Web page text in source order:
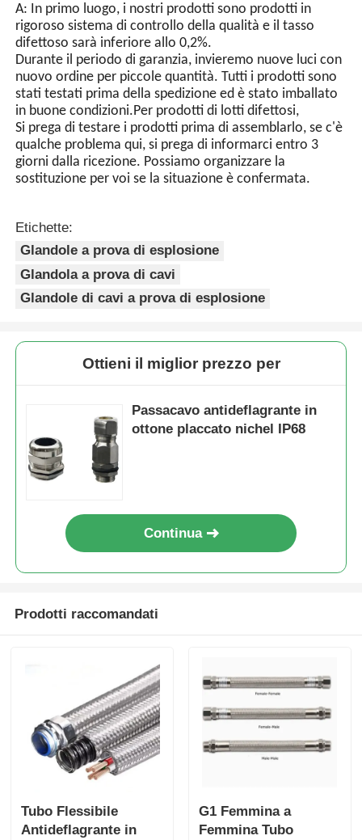
A: In primo luogo, i nostri prodotti sono prodotti in
rigoroso sistema di controllo della qualità e il tasso
difettoso sarà inferiore allo 0,2%.
Durante il periodo di garanzia, invieremo nuove luci con
nuovo ordine per piccole quantità. Tutti i prodotti sono
stati testati prima della spedizione ed è stato imballato
in buone condizioni.Per prodotti di lotti difettosi,
Si prega di testare i prodotti prima di assemblarlo, se c'è
qualche problema qui, si prega di informarci entro 3
giorni dalla ricezione. Possiamo organizzare la
sostituzione per voi se la situazione è confermata.
Etichette:
Glandole a prova di esplosione
Glandola a prova di cavi
Glandole di cavi a prova di esplosione
Ottieni il miglior prezzo per
Passacavo antideflagrante in
ottone placcato nichel IP68
Continua
Prodotti raccomandati
Tubo Flessibile
Antideflagrante in
G1 Femmina a
Femmina Tubo